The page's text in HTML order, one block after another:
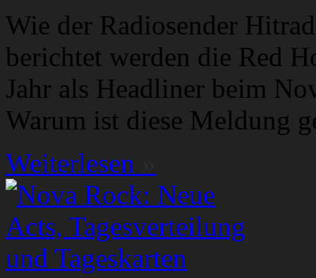
Wie der Radiosender
berichtet werden die Red
Jahr als Headliner beim
Warum ist diese Meldung
Weiterlesen